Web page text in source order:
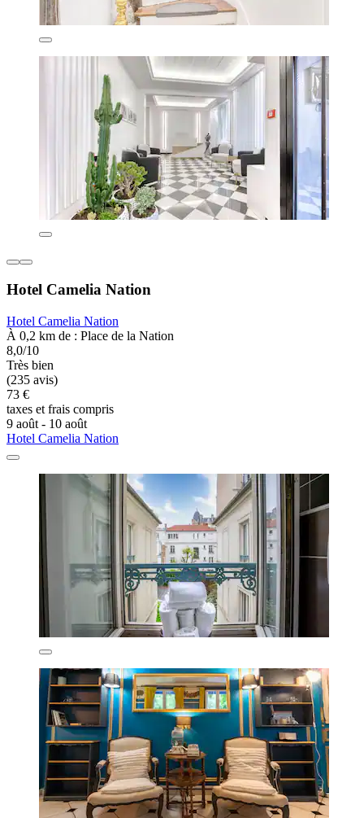
Hotel Camelia Nation
Hotel Camelia Nation
À 0,2 km de : Place de la Nation
8,0/10
Très bien
(235 avis)
73 €
taxes et frais compris
9 août - 10 août
Hotel Camelia Nation